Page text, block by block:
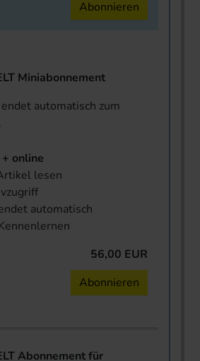
Abonnieren
Miniabonnement
automatisch zum
online
lesen
automatisch
56,00 EUR
Abonnieren
Abonnement für